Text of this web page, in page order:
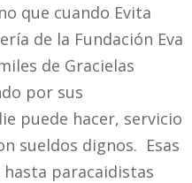
que cuando Evita
de la Fundación Eva
de Gracielas
por sus
puede hacer, servicio
sueldos dignos. Esas
paracaidistas